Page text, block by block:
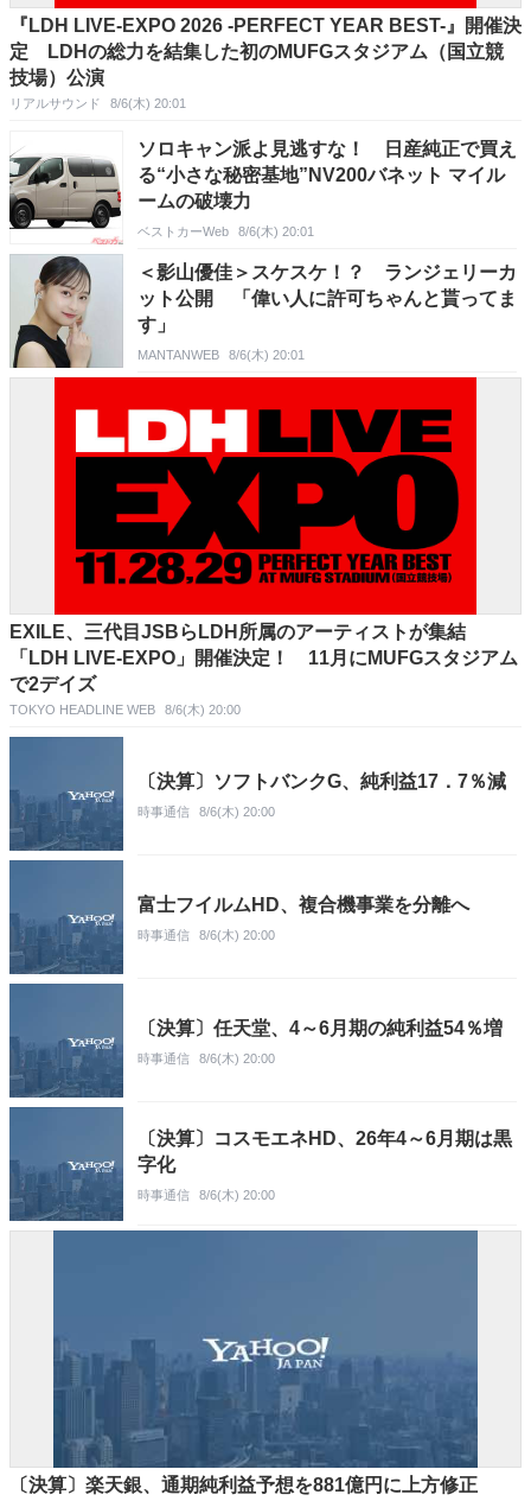
『LDH LIVE-EXPO 2026 -PERFECT YEAR BEST-』開催決
定 LDHの総力を結集した初のMUFGスタジアム（国立競
技場）公演
リアルサウンド 8/6(木) 20:01
ソロキャン派よ見逃すな！ 日産純正で買え
る“小さな秘密基地”NV200バネット マイル
ームの破壊力
ベストカーWeb 8/6(木) 20:01
＜影山優佳＞スケスケ！？ ランジェリーカ
ット公開 「偉い人に許可ちゃんと貰ってま
す」
MANTANWEB 8/6(木) 20:01
EXILE、三代目JSBらLDH所属のアーティストが集結
「LDH LIVE-EXPO」開催決定！ 11月にMUFGスタジアム
で2デイズ
TOKYO HEADLINE WEB 8/6(木) 20:00
〔決算〕ソフトバンクG、純利益17．7％減
時事通信 8/6(木) 20:00
富士フイルムHD、複合機事業を分離へ
時事通信 8/6(木) 20:00
〔決算〕任天堂、4～6月期の純利益54％増
時事通信 8/6(木) 20:00
〔決算〕コスモエネHD、26年4～6月期は黒
字化
時事通信 8/6(木) 20:00
〔決算〕楽天銀、通期純利益予想を881億円に上方修正